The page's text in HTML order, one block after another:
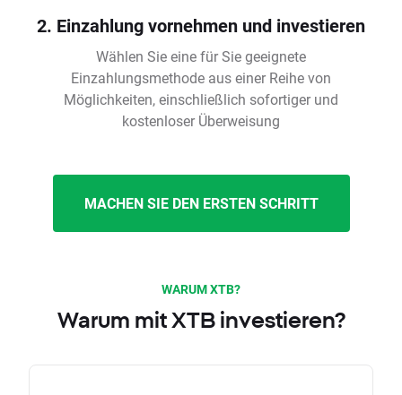
2. Einzahlung vornehmen und investieren
Wählen Sie eine für Sie geeignete
Einzahlungsmethode aus einer Reihe von
Möglichkeiten, einschließlich sofortiger und
kostenloser Überweisung
MACHEN SIE DEN ERSTEN SCHRITT
WARUM XTB?
Warum mit XTB investieren?